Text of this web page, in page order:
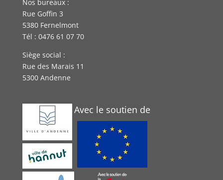
Nos bureaux :
Rue Goffin 3
5380 Fernelmont
Tél : 0476 61 07 70
Siège social :
Rue des Marais 11
5300 Andenne
Avec le soutien de